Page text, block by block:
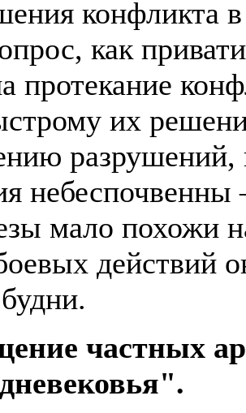
конфликта
как
протекание
их
разрушений,
небеспочвенны
мало похожи
действий
частных